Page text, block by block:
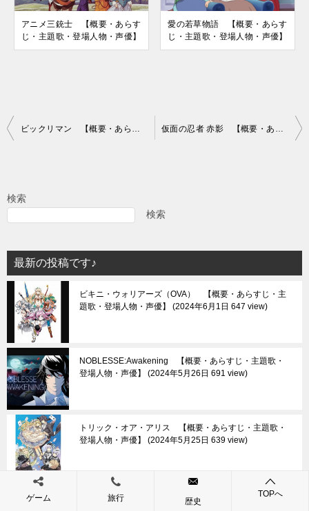
アニメ三銃士 【概要・あらす
じ・主題歌・登場人物・声優】
愛の若草物語 【概要・あらす
じ・主題歌・登場人物・声優】
投
ビ
シ
ョ
ン
検索
検索
最新の投稿です♪
ビキニ・ウォリアーズ（OVA） 【概要・あらすじ・主
題歌・登場人物・声優】
2024年6月1日 647 view
NOBLESSE:Awakening 【概要・あらすじ・主題歌・
登場人物・声優】
2024年5月26日 691 view
トリック・オア・アリス 【概要・あらすじ・主題歌・
登場人物・声優】
2024年5月25日 639 view
でるた小劇場 【概要・あらすじ・主題歌・登場人物・
2024年5月18日 569 view
ゲーム 旅行 歴史
TOPへ